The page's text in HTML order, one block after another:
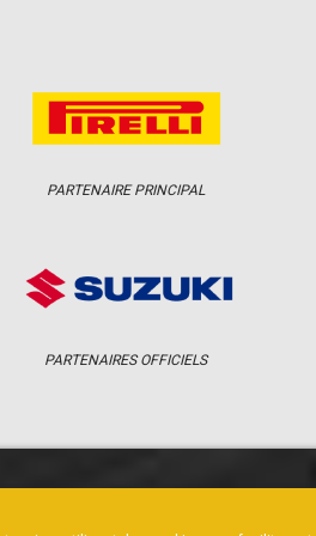
PARTENAIRE PRINCIPAL
PARTENAIRES OFFICIELS